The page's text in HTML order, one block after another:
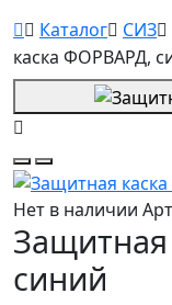
Каталог
СИЗ
каска ФОРВАРД,
Нет в наличии
синий